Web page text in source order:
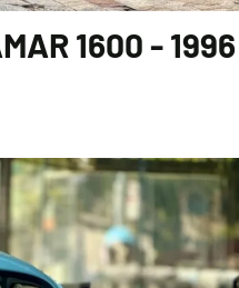
1600 - 1996